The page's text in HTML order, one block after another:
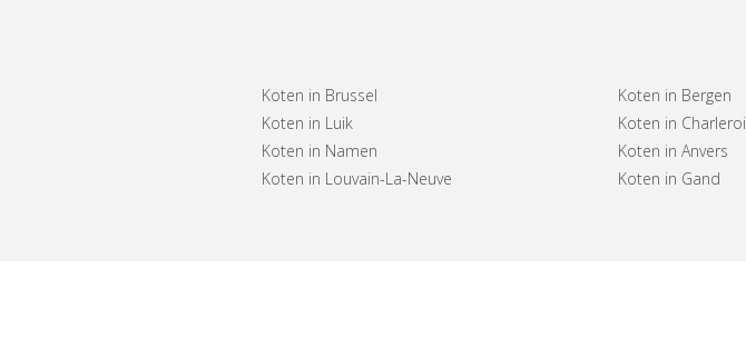
Koten in Brussel
Koten in Luik
Koten in Namen
Koten in Louvain-La-Neuve
Koten in Bergen
Koten in Charleroi
Koten in Anvers
Koten in Gand